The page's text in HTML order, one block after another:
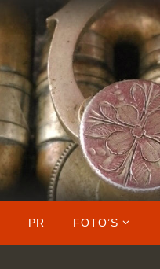
PR FOTO’S